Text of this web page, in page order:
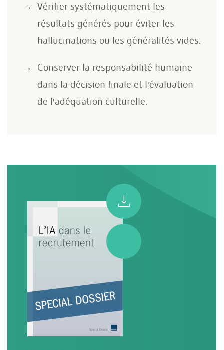
Vérifier systématiquement les
résultats générés pour éviter les
hallucinations ou les généralités vides.
Conserver la responsabilité humaine
dans la décision finale et l'évaluation
de l'adéquation culturelle.